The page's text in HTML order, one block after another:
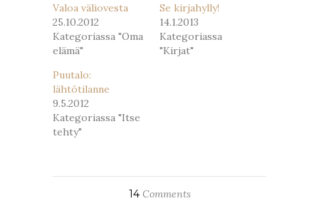
Valoa väliovesta
25.10.2012
Kategoriassa "Oma
elämä"
Se kirjahylly!
14.1.2013
Kategoriassa
"Kirjat"
Puutalo:
lähtötilanne
9.5.2012
Kategoriassa "Itse
tehty"
14Comments